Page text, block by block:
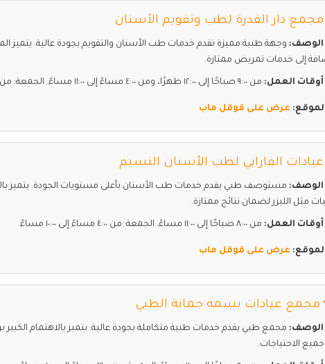
مجمع دار القدرة لطب وتقويم الأسنان
وجهة طبية مميزة تقدم خدمات طب الأسنان والتقويم بجودة عالية. يتميز
إلى خدمات تمريض ممتازة.
العمل: من ٩:٠٠ صباحًا إلى ١٢:٠٠ ظهرًا، ومن ٤:٠٠ مساءً إلى ١١:٠٠ مساءً. الجمعة: من ٤:٠٠ مساءً إلى ١٠:٠٠ مساءً.
عرض على قوقل ماب
عيادات الفارابي لطب الأسنان النسيم
مستوصف طبي يقدم خدمات طب الأسنان بأعلى مستويات الجودة. يتميز
مثل الليزر لضمان نتائج ممتازة.
العمل: من ٨:٠٠ صباحًا إلى ١١:٠٠ مساءً. الجمعة: من ٤:٠٠ مساءً إلى ١٠:٠٠ مساءً.
عرض على قوقل ماب
مجمع عيادات بسمة جمانة الطبي
مجمع طبي يقدم خدمات طبية متكاملة بجودة عالية. يتميز بالاهتمام
جميع الاحتياجات.